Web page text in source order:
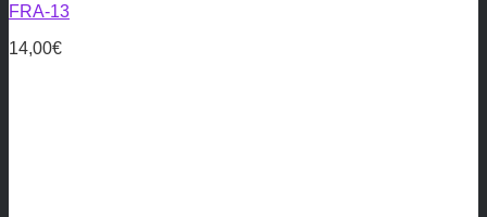
FRA-13
14,00€